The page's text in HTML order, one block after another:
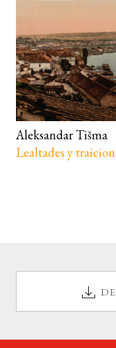
Aleksandar Tišma
Lealtades y